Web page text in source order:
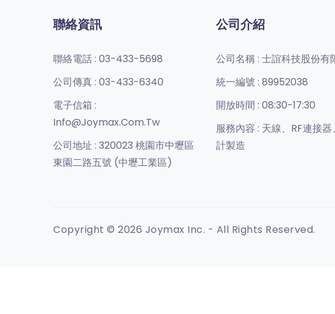
聯絡資訊
聯絡電話 : 03-433-5698
公司傳真 : 03-433-6340
電子信箱 :
Info@joymax.com.tw
公司地址 : 320023 桃園市中壢區
東園二路五號 (中壢工業區)
公司介紹
公司名稱 : 士誼科技股份有
統一編號 : 89952038
開放時間 : 08:30-17:30
服務內容 : 天線、RF連接
計製造
Copyright © 2026 Joymax Inc. - All Rights Reserved.